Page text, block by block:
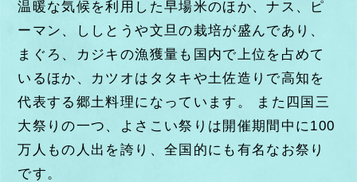
温暖な気候を利用した早場米のほか、ナス、ピ
ーマン、ししとうや文旦の栽培が盛んであり、
まぐろ、カジキの漁獲量も国内で上位を占めて
いるほか、カツオはタタキや土佐造りで高知を
代表する郷土料理になっています。
また四国三
大祭りの一つ、よさこい祭りは開催期間中に100
万人もの人出を誇り、全国的にも有名なお祭り
です。